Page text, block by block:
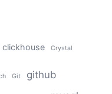
clickhouse Crystal
Git github